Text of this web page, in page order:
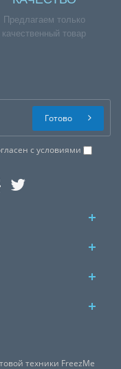
Предлагаем только
качественный товар
с условиями
Готово
техники FreezMe